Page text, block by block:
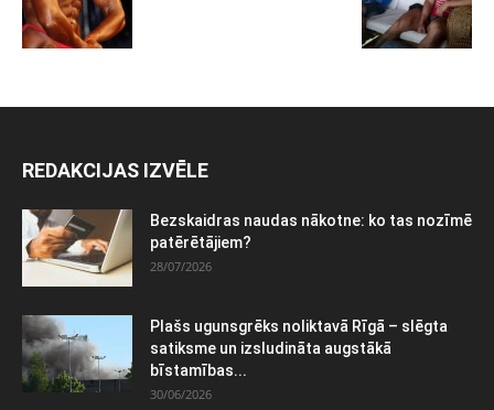
REDAKCIJAS IZVĒLE
Bezskaidras naudas nākotne: ko tas nozīmē
patērētājiem?
28/07/2026
Plašs ugunsgrēks noliktavā Rīgā – slēgta
satiksme un izsludināta augstākā
bīstamības...
30/06/2026